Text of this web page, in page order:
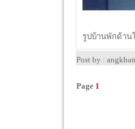
รูปบ้านพักด้าน
Post by :
Page 1